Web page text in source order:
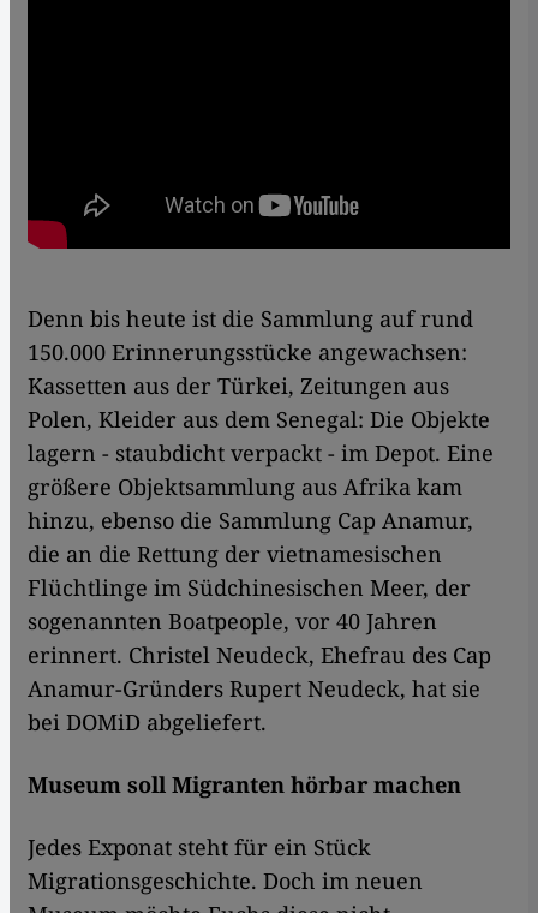
Denn bis heute ist die Sammlung auf rund
150.000 Erinnerungsstücke angewachsen:
Kassetten aus der Türkei, Zeitungen aus
Polen, Kleider aus dem Senegal: Die Objekte
lagern - staubdicht verpackt - im Depot. Eine
größere Objektsammlung aus Afrika kam
hinzu, ebenso die Sammlung Cap Anamur,
die an die Rettung der vietnamesischen
Flüchtlinge im Südchinesischen Meer, der
sogenannten Boatpeople, vor 40 Jahren
erinnert. Christel Neudeck, Ehefrau des Cap
Anamur-Gründers Rupert Neudeck, hat sie
bei DOMiD abgeliefert.
Museum soll Migranten hörbar machen
Jedes Exponat steht für ein Stück
Migrationsgeschichte. Doch im neuen